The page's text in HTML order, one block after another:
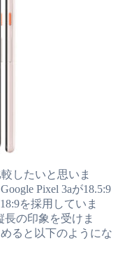
較したいと思いま
Pixel 3aが18.5:9
を採用していま
長の印象を受けま
ると以下のようにな